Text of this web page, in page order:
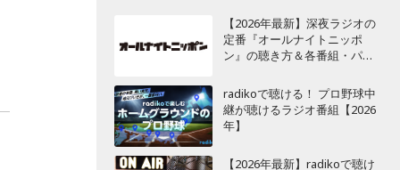
【2026年最新】深夜ラジオの
定番『オールナイトニッポ
ン』の聴き方＆各番組・パー
radikoで聴ける！ プロ野球中
継が聴けるラジオ番組【2026
年】
【2026年最新】radikoで聴け